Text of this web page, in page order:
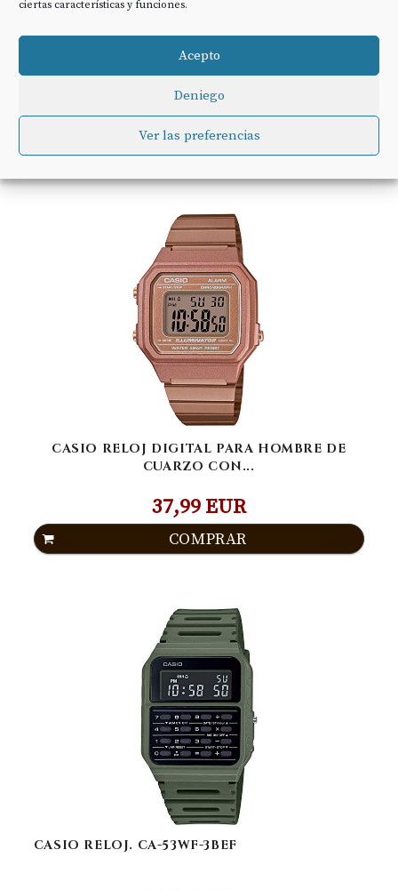
ciertas características y funciones.
Acepto
Deniego
Ver las preferencias
CASIO RELOJ MUJER DE DIGITAL CON
38,00 EUR
COMPRAR
CASIO RELOJ DIGITAL PARA HOMBRE DE
CUARZO CON...
37,99 EUR
COMPRAR
CASIO RELOJ. CA-53WF-3BEF